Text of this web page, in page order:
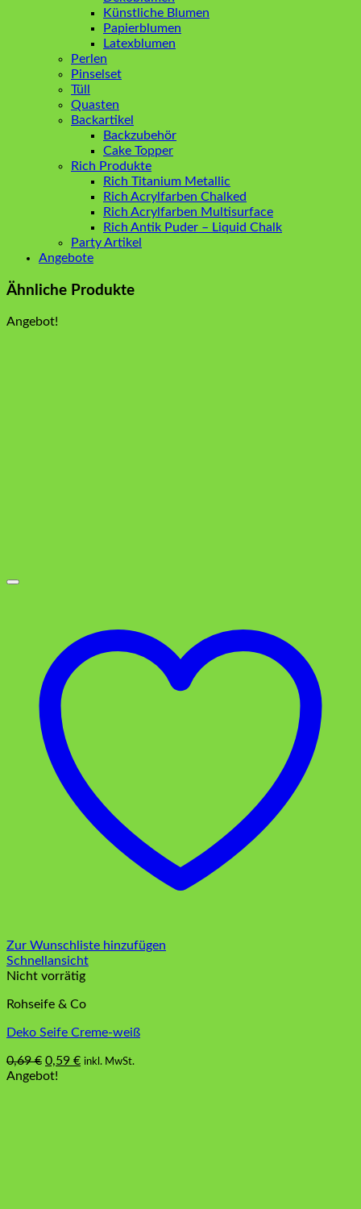
Künstliche Blumen
Papierblumen
Latexblumen
Perlen
Pinselset
Tüll
Quasten
Backartikel
Backzubehör
Cake Topper
Rich Produkte
Rich Titanium Metallic
Rich Acrylfarben Chalked
Rich Acrylfarben Multisurface
Rich Antik Puder – Liquid Chalk
Party Artikel
Angebote
Ähnliche Produkte
Angebot!
Zur Wunschliste hinzufügen
Schnellansicht
Nicht vorrätig
Rohseife & Co
Deko Seife Creme-weiß
0,69€ Ursprünglicher
Preis
0,59 €Aktueller
inkl. MwSt.
Angebot!